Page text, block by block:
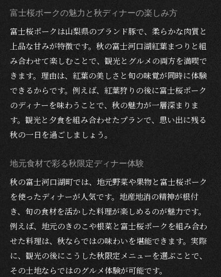
ィナー
すすめの魅力
秋夜に味わう富士桜ポークのディナー提案
紅葉とともに楽しむ秋のディナー体験
観光後にぴったりな秋限定ディナープラン
富士桜ポークで締めくくる秋夜のひととき
秋の富士河口湖観光とディナーの楽しみ方
観光とディナーを両立させる秋の過ごし方
ップ
紅葉まつりとディナーのおすすめコース紹
介
富士桜ポーク料理で秋の思い出を深めるコ
ツ
秋限定ディナーで河口湖観光の締めくくり
秋の旬食材で彩る富士河口湖ディナーの魅力
富士桜ポークの魅力と秋ディナーの楽しみ方
富士桜ポークは山梨県のブランド豚で、柔らかな肉質と
上品な甘みが特徴です。秋の富士河口湖紅葉まつりと組
み合わせて楽しむことで、観光とグルメの両方を満喫で
きます。理由は、紅葉の美しさと旬の味覚が同時に体験
できるからです。例えば、紅葉狩りの後に富士桜ポーク
のディナーを味わうことで、秋の魅力が一層深まりま
す。観光と夕食を組み合わせたプランで、思い出に残る
秋の一日を過ごしましょう。
地元食材で彩る秋限定ディナー体験
秋の富士河口湖町では、地元野菜や果物と富士桜ポーク
を使ったディナーが人気です。地産地消の精神が根付
き、旬の食材を活かした料理が楽しめるのが魅力です。
例えば、地元のきのこや根菜と富士桜ポークを組み合わ
せた料理は、秋ならではの味わいを堪能できます。実際
に、観光の後にこうした秋限定メニューを選ぶことで、
その土地ならではのグルメ体験が可能です。